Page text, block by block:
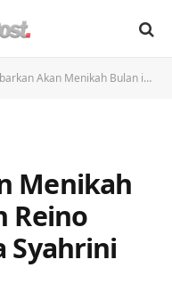
Menikah Bulan ini Dengan Reino Barack, Keluarga Syahrini Pergi ke Jepang
Menikah
Reino
Syahrini